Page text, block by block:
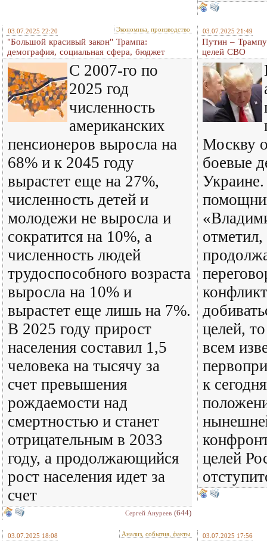
03.07.2025 22:20 Экономика, производство
"Большой красивый закон" Трампа:
демография, социальная сфера, бюджет
С 2007-го по
2025 год
численность
американских
пенсионеров выросла на
68% и к 2045 году
вырастет еще на 27%,
численность детей и
молодежи не выросла и
сократится на 10%, а
численность людей
трудоспособного возраста
выросла на 10% и
вырастет еще лишь на 7%.
В 2025 году прирост
населения составил 1,5
человека на тысячу за
счет превышения
рождаемости над
смертностью и станет
отрицательным в 2033
году, а продолжающийся
рост населения идет за
счет
Сергей Ануреев (644)
03.07.2025 21:49
Путин –
целей СВО
Москву
боевые
целей,
всем
к
целей
03.07.2025 18:08 Анализ, события, факты 03.07.2025 17:56